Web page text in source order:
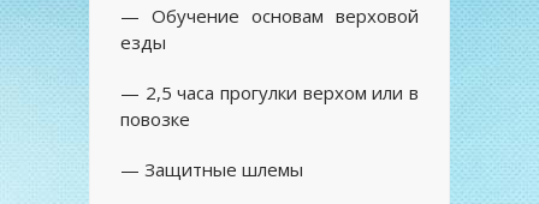
— Обучение основам верховой
езды
— 2,5 часа прогулки верхом или в
повозке
— Защитные шлемы